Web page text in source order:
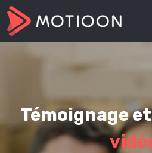
Témoignage